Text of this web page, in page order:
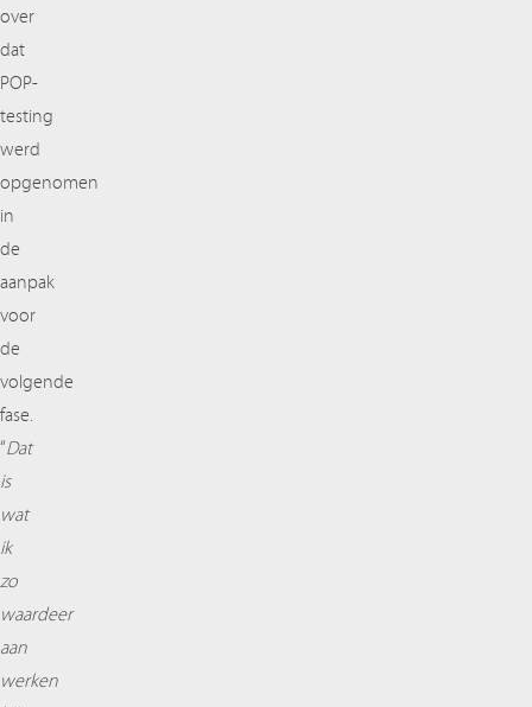
over
dat
POP-
testing
werd
opgenomen
in
de
aanpak
voor
de
volgende
fase.
“Dat
is
wat
ik
zo
waardeer
aan
werken